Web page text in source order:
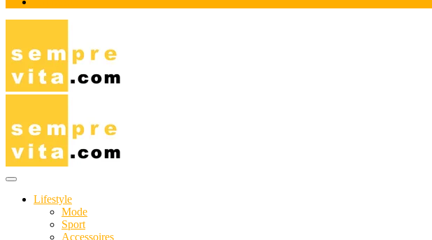
Lifestyle
Mode
Sport
Accessoires